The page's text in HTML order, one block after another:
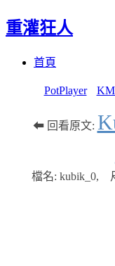
重灌狂人
首頁
PotPlayer
⬅ 回看原文:
檔名: kubik_0,